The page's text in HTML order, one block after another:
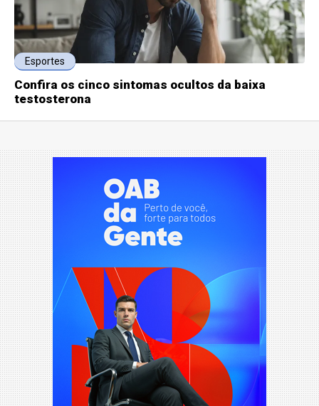
Esportes
Confira os cinco sintomas ocultos da baixa
testosterona